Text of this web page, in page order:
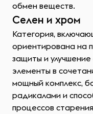
обмен веществ.
Селен и хром
Категория,
ориентирована на
защиты и
элементы в
мощный комплекс,
радикалами и
процессов